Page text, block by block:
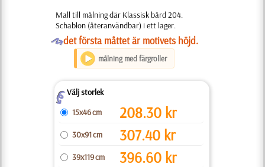
Mall till målning där Klassisk bård 204.
Schablon (återanvändbar) i ett lager.
Odet första måttet är motivets höjd.
målning med färgroller
ZVälj storlek
15x46 cm
208.30 kr
30x91 cm 307.40 kr
39x119 cm 396.60 kr